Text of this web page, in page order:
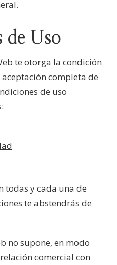
de Uso
te otorga la condición
completa de
de uso
todas y cada una de
te abstendrás de
no supone, en modo
comercial con